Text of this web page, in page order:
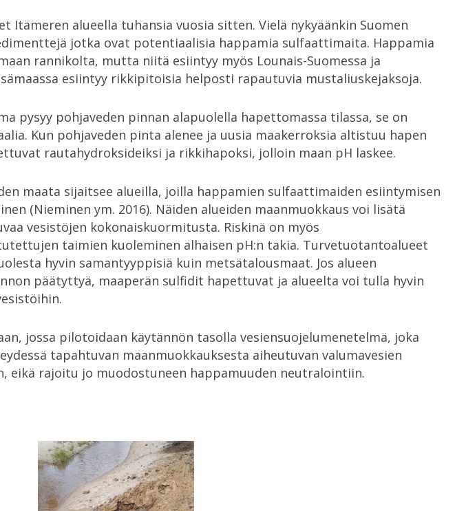
Itämeren alueella tuhansia vuosia sitten. Vielä nykyäänkin Suomen
jotka ovat potentiaalisia happamia sulfaattimaita. Happamia
rannikolta, mutta niitä esiintyy myös Lounais-Suomessa ja
esiintyy rikkipitoisia helposti rapautuvia mustaliuskejaksoja.
pysyy pohjaveden pinnan alapuolella hapettomassa tilassa, se on
Kun pohjaveden pinta alenee ja uusia maakerroksia altistuu hapen
rautahydroksideiksi ja rikkihapoksi, jolloin maan pH laskee.
maata sijaitsee alueilla, joilla happamien sulfaattimaiden esiintymisen
(Nieminen ym. 2016). Näiden alueiden maanmuokkaus voi lisätä
vesistöjen kokonaiskuormitusta. Riskinä on myös
taimien kuoleminen alhaisen pH:n takia. Turvetuotantoalueet
hyvin samantyyppisiä kuin metsätalousmaat. Jos alueen
päätyttyä, maaperän sulfidit hapettuvat ja alueelta voi tulla hyvin
jossa pilotoidaan käytännön tasolla vesiensuojelumenetelmä, joka
tapahtuvan maanmuokkauksesta aiheutuvan valumavesien
eikä rajoitu jo muodostuneen happamuuden neutralointiin.